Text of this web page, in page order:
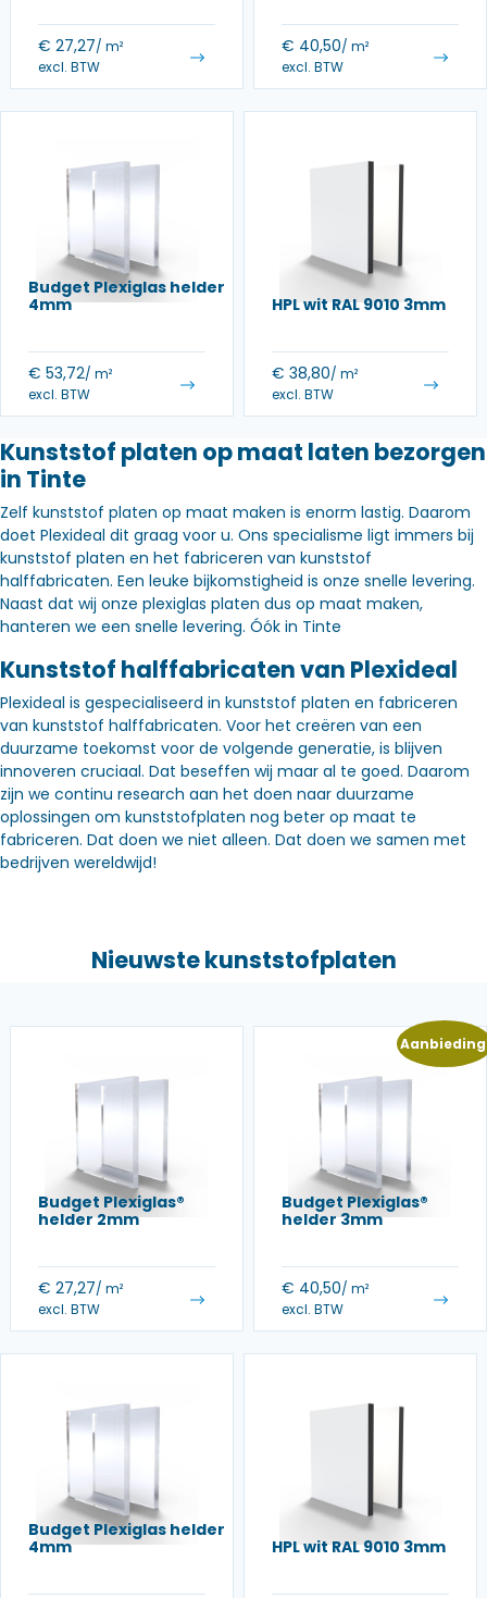
€ 27,27/ m²
excl. BTW
€ 40,50/ m²
excl. BTW
Budget Plexiglas helder
4mm
€ 53,72/ m²
excl. BTW
HPL wit RAL 9010 3mm
€ 38,80/ m²
excl. BTW
Kunststof platen op maat laten bezorgen
in Tinte
Zelf kunststof platen op maat maken is enorm lastig. Daarom
doet Plexideal dit graag voor u. Ons specialisme ligt immers bij
kunststof platen en het fabriceren van kunststof
halffabricaten. Een leuke bijkomstigheid is onze snelle levering.
Naast dat wij onze plexiglas platen dus op maat maken,
hanteren we een snelle levering. Óók in Tinte
Kunststof halffabricaten van Plexideal
Plexideal is gespecialiseerd in kunststof platen en fabriceren
van kunststof halffabricaten. Voor het creëren van een
duurzame toekomst voor de volgende generatie, is blijven
innoveren cruciaal. Dat beseffen wij maar al te goed. Daarom
zijn we continu research aan het doen naar duurzame
oplossingen om kunststofplaten nog beter op maat te
fabriceren. Dat doen we niet alleen. Dat doen we samen met
bedrijven wereldwijd!
Nieuwste kunststofplaten
Budget Plexiglas®
helder 2mm
€ 27,27/ m²
excl. BTW
Budget Plexiglas®
helder 3mm
€ 40,50/ m²
excl. BTW
Budget Plexiglas helder
4mm
HPL wit RAL 9010 3mm